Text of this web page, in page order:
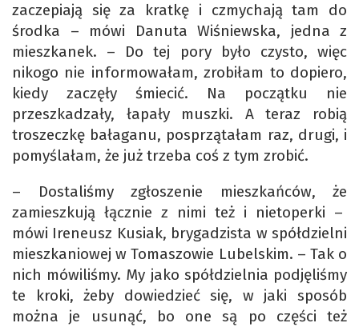
zaczepiają się za kratkę i czmychają tam do
środka – mówi Danuta Wiśniewska, jedna z
mieszkanek. – Do tej pory było czysto, więc
nikogo nie informowałam, zrobiłam to dopiero,
kiedy zaczęły śmiecić. Na początku nie
przeszkadzały, łapały muszki. A teraz robią
troszeczkę bałaganu, posprzątałam raz, drugi, i
pomyślałam, że już trzeba coś z tym zrobić.
– Dostaliśmy zgłoszenie mieszkańców, że
zamieszkują łącznie z nimi też i nietoperki –
mówi Ireneusz Kusiak, brygadzista w spółdzielni
mieszkaniowej w Tomaszowie Lubelskim. – Tak o
nich mówiliśmy. My jako spółdzielnia podjęliśmy
te kroki, żeby dowiedzieć się, w jaki sposób
można je usunąć, bo one są po części też